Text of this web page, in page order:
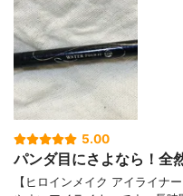
5.00
パンダ目にさよなら！全
【ヒロインメイク アイライナ